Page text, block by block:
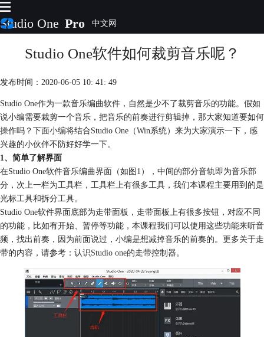
Studio One Pro
插件
视频教程
服务
购买
Studio One软件如何裁剪音乐呢？
发布时间：2020-06-05 10: 41: 49
Studio One作为一款音乐编曲软件，自然是少不了裁剪音乐的功能。假如
说小编需要裁剪一个音乐，把音乐的前奏进行剪辑掉，那大家知道要如何
操作吗？下面小编将结合Studio One（Win系统）来为大家演示一下，感
兴趣的小伙伴不防好好学一下。
1、简单了解界面
在Studio One软件音乐编曲界面（如图1），中间的部分音轨即为音乐部
分，次上一栏为工具栏，工具栏上有很多工具，我们本课程主要用到的是
光标工具和拆分工具。
Studio One软件界面底部为走带面板，走带面板上有很多按钮，对应不同
的功能，比如有开始、暂停等功能，本课程我们可以使用这些功能来听音
频，找出前奏，因为前面说过，小编是想减掉音乐的前奏的。更多关于走
带的内容，请参考： 认识Studio one的走带控制器。